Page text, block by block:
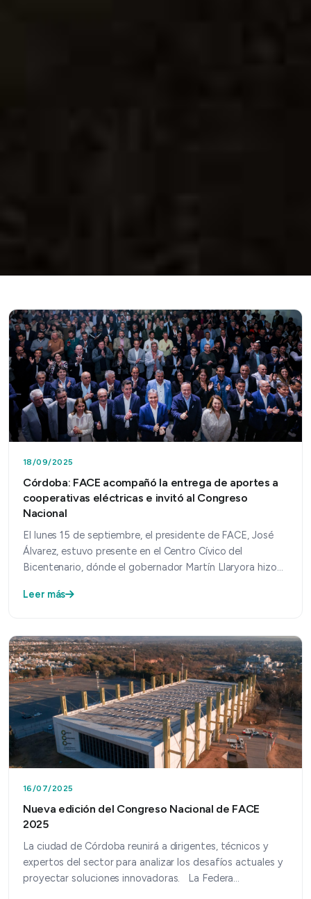
18/09/2025
Córdoba: FACE acompañó la entrega de aportes a
cooperativas eléctricas e invitó al Congreso
Nacional
El lunes 15 de septiembre, el presidente de FACE, José
Álvarez, estuvo presente en el Centro Cívico del
Bicentenario, dónde el gobernador Martín Llaryora hizo
Leer más
16/07/2025
Nueva edición del Congreso Nacional de FACE
2025
La ciudad de Córdoba reunirá a dirigentes, técnicos y
expertos del sector para analizar los desafíos actuales y
proyectar soluciones innovadoras. La Federa…